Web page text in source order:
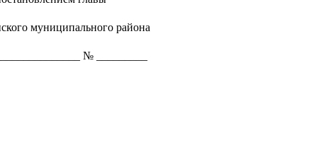
муниципального района
№ _________